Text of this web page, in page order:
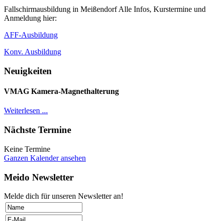
Fallschirmausbildung in Meißendorf Alle Infos, Kurstermine und
Anmeldung hier:
AFF-Ausbildung
Konv. Ausbildung
Neuigkeiten
VMAG Kamera-Magnethalterung
Weiterlesen ...
Nächste Termine
Keine Termine
Ganzen Kalender ansehen
Meido Newsletter
Melde dich für unseren Newsletter an!